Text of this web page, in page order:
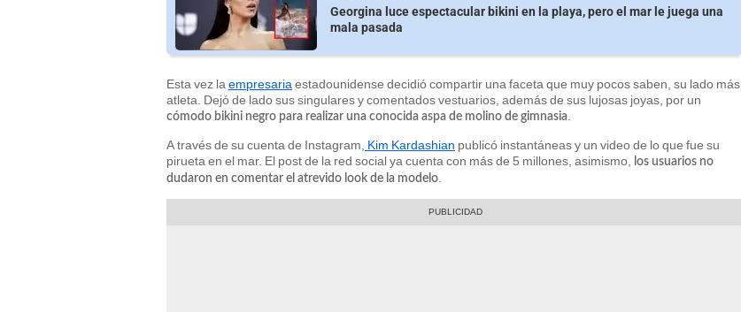
Georgina luce espectacular bikini en la playa, pero el mar le juega una
mala pasada
Esta vez la empresaria estadounidense decidió compartir una faceta que muy pocos saben, su lado más
atleta. Dejó de lado sus singulares y comentados vestuarios, además de sus lujosas joyas, por un
cómodo bikini negro para realizar una conocida aspa de molino de gimnasia
A través de su cuenta de Instagram, Kim Kardashian publicó instantáneas y un video de lo que fue su
pirueta en el mar. El post de la red social ya cuenta con más de 5 millones, asimismo,
los usuarios no
dudaron en comentar el atrevido look de la modelo